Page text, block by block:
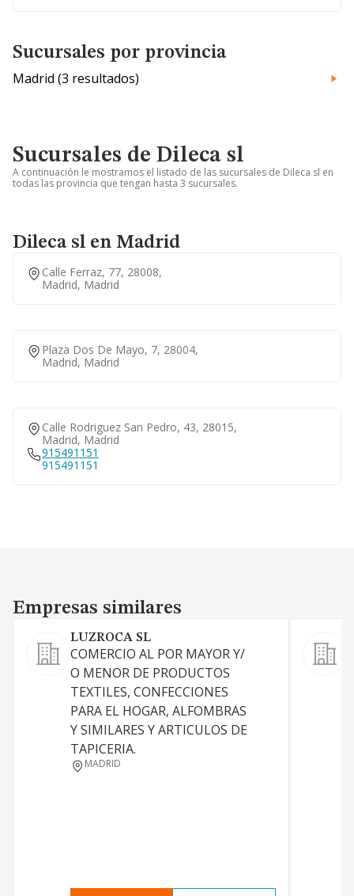
Sucursales por provincia
Madrid (3 resultados)
Sucursales de Dileca sl
A continuación le mostramos el listado de las sucursales de Dileca sl en
todas las provincia que tengan hasta 3 sucursales.
Dileca sl en Madrid
Calle Ferraz, 77, 28008,
Madrid, Madrid
Plaza Dos De Mayo, 7, 28004,
Madrid, Madrid
Calle Rodriguez San Pedro, 43, 28015,
Madrid, Madrid
915491151
915491151
Empresas similares
Empresas similares
LUZROCA SL
COMERCIO AL POR MAYOR Y/
O MENOR DE PRODUCTOS
TEXTILES, CONFECCIONES
PARA EL HOGAR, ALFOMBRAS
Y SIMILARES Y ARTICULOS DE
TAPICERIA.
MADRID